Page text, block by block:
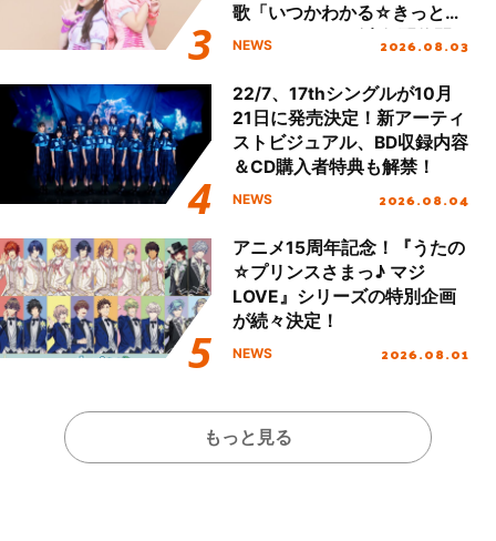
歌「いつかわかる☆きっとあ
える」TVサイズ先行配信開
NEWS 2026.08.03
22/7、17thシングルが10月
21日に発売決定！新アーティ
ストビジュアル、BD収録内容
＆CD購入者特典も解禁！
NEWS 2026.08.04
アニメ15周年記念！『うたの
☆プリンスさまっ♪ マジ
LOVE』シリーズの特別企画
が続々決定！
NEWS 2026.08.01
もっと見る